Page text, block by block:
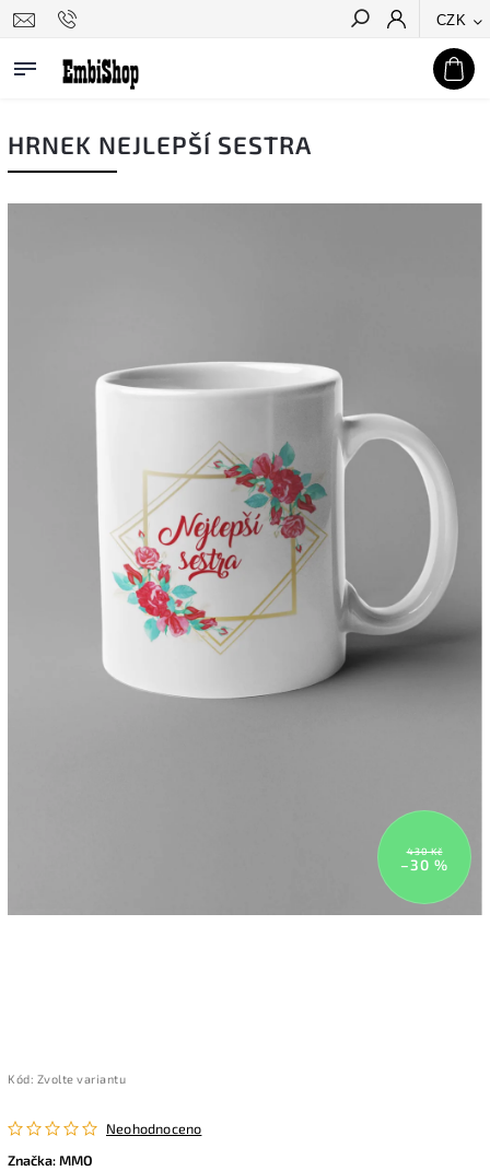
CZK
Hledat
HRNEK NEJLEPŠÍ SESTRA
430 Kč
–30 %
Kód: Zvolte variantu
Neohodnoceno
Značka:MMO